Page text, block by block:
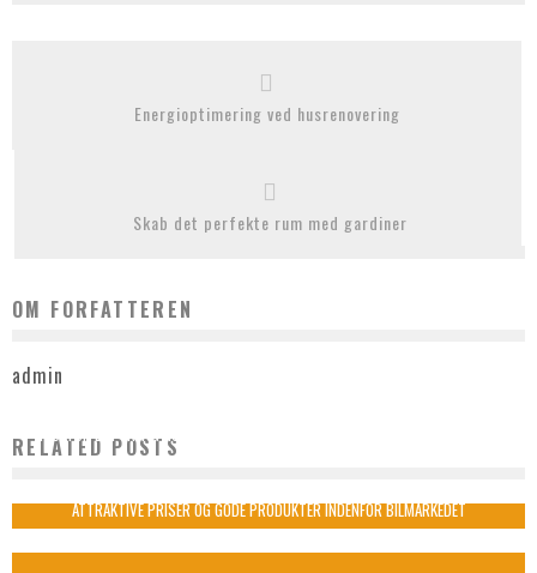
Energioptimering ved husrenovering
Skab det perfekte rum med gardiner
OM FORFATTEREN
admin
RELATED POSTS
HVORFOR DET ER VIGTIGT AT TAGE DIN BIL TIL SERVICE PÅ ET AUTOVÆRKSTED I
ATTRAKTIVE PRISER OG GODE PRODUKTER INDENFOR BILMARKEDET